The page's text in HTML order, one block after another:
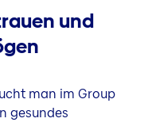
und
man im Group
gesundes